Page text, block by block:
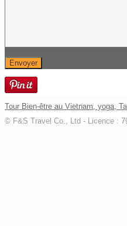
Tour Bien-être au Vietnam, yoga,
© F&S Travel Co., Ltd - Licence :